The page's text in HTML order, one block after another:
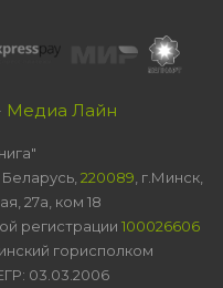
Медиа Лайн
220089 , г.Минск,
27а, ком 18
регистрации 100026606
горисполком
03.03.2006